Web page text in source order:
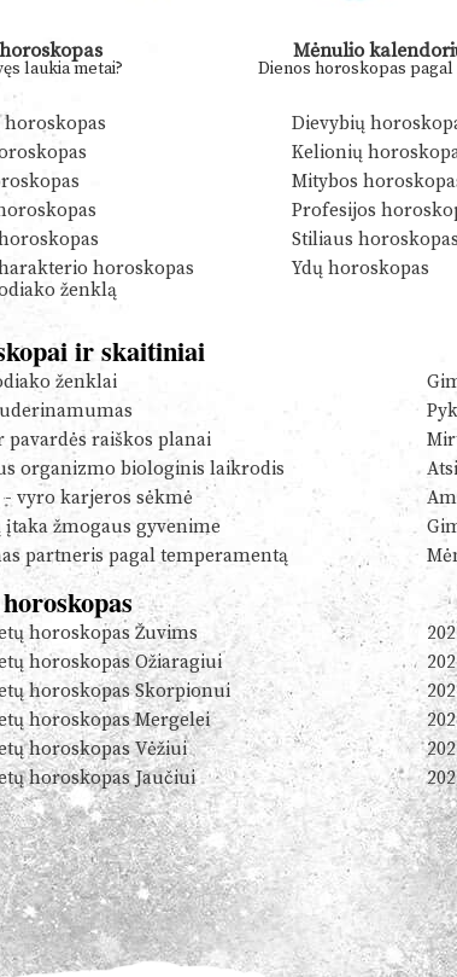
laukia metai?
Mėnulio
Dienos horoskopas
horoskopas Dievybių
Kelionių
Mitybos
Profesijos
Stiliaus horoskopas
horoskopas
ženklą
Ydų horoskopas
ir skaitiniai
ženklai
pavardės raiškos planai
organizmo biologinis laikrodis
- vyro karjeros sėkmė
įtaka žmogaus gyvenime
partneris pagal temperamentą
horoskopas Žuvims
horoskopas Ožiaragiui
horoskopas Skorpionui
horoskopas Mergelei
horoskopas Vėžiui
horoskopas Jaučiui